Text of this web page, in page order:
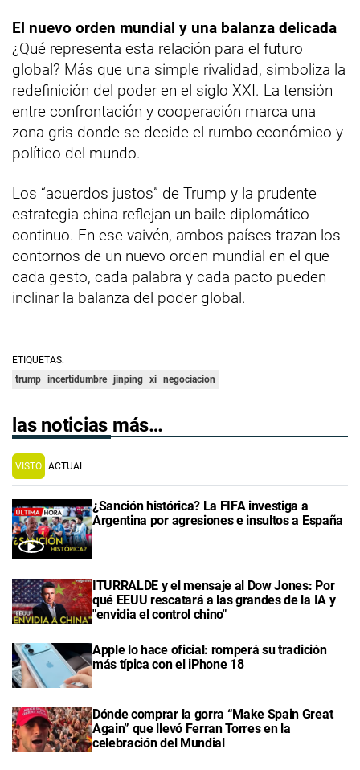
El nuevo orden mundial y una balanza delicada
¿Qué representa esta relación para el futuro
global? Más que una simple rivalidad, simboliza la
redefinición del poder en el siglo XXI. La tensión
entre confrontación y cooperación marca una
zona gris donde se decide el rumbo económico y
político del mundo.
Los “acuerdos justos” de Trump y la prudente
estrategia china reflejan un baile diplomático
continuo. En ese vaivén, ambos países trazan los
contornos de un nuevo orden mundial en el que
cada gesto, cada palabra y cada pacto pueden
inclinar la balanza del poder global.
ETIQUETAS:
trump incertidumbre jinping xi negociacion
las noticias más…
VISTO ACTUAL
¿Sanción histórica? La FIFA investiga a
Argentina por agresiones e insultos a España
ITURRALDE y el mensaje al Dow Jones: Por
qué EEUU rescatará a las grandes de la IA y
"envidia el control chino"
Apple lo hace oficial: romperá su tradición
más típica con el iPhone 18
Dónde comprar la gorra “Make Spain Great
Again” que llevó Ferran Torres en la
celebración del Mundial